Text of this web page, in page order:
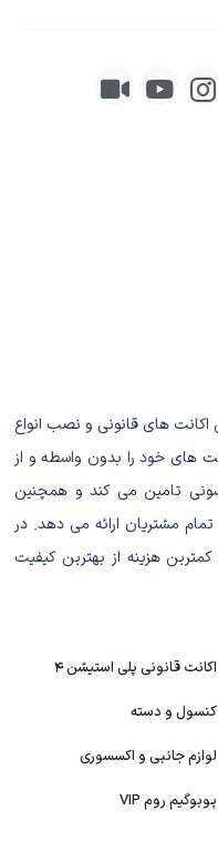
در زمینه فروش اکانت های قانونی و نصب انواع
های خود را بدون واسطه و از
تامین می کند و همچنین
مشتریان ارائه می دهد. در
هزینه از بهترین کیفیت
اکانت قانونی پلی استیشن ۴
کنسول و دسته
لوازم جانبی و اکسسوری
پوبوگیم روم VIP